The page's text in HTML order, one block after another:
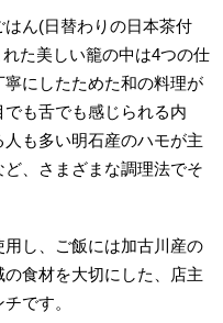
ん(日替わりの日本茶付
た美しい籠の中は4つの仕
にしたためた和の料理が
も舌でも感じられる内
も多い明石産のハモが主
、さまざまな調理法でそ
し、ご飯には加古川産の
食材を大切にした、店主
です。